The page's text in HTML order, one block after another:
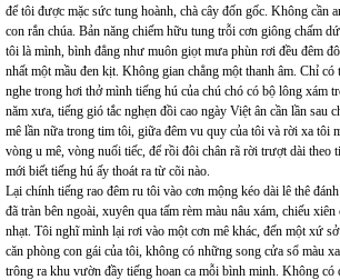
để tôi được mặc sức tung hoành, chà cây đốn gốc. Không cần
con rắn chúa. Bản năng chiếm hữu tung trỗi cơn giông chấm
tôi là mình, bình đẳng như muôn giọt mưa phùn rơi đều đêm
nhất một mầu đen kịt. Không gian chẳng một thanh âm. Chỉ
nghe trong hơi thở mình tiếng hú của chú chó có bộ lông xám
năm xưa, tiếng gió tắc nghẹn đồi cao ngày Việt ân cần lần sau
mê lần nữa trong tim tôi, giữa đêm vu quy của tôi và rời xa tôi
vòng u mê, vòng nuối tiếc, để rồi đôi chân rã rời trượt dài theo
mới biết tiếng hú ấy thoát ra từ cõi nào.
Lại chính tiếng rao đêm ru tôi vào cơn mộng kéo dài lê thê
đã tràn bên ngoài, xuyên qua tấm rèm màu nâu xám, chiếu
nhạt. Tôi nghĩ mình lại rơi vào một cơn mê khác, đến một xứ
căn phòng con gái của tôi, không có những song cửa sổ màu
trông ra khu vườn đầy tiếng hoan ca mỗi bình minh. Không có